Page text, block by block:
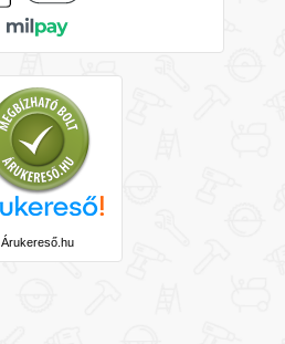
Árukereső.hu